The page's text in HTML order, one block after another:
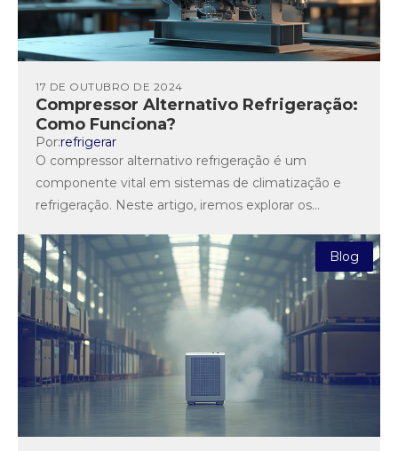
Compressor Alternativo Refrigeração:
Como Funciona?
17 DE OUTUBRO DE 2024
Por:refrigerar
O compressor alternativo refrigeração é um
componente vital em sistemas de climatização e
refrigeração. Neste artigo, iremos explorar os
Blog